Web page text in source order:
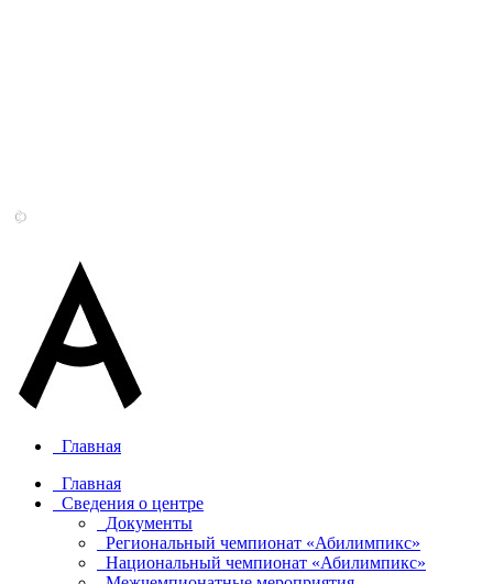
Главная
Главная
Сведения о центре
Документы
Региональный чемпионат «Абилимпикс»
Национальный чемпионат «Абилимпикс»